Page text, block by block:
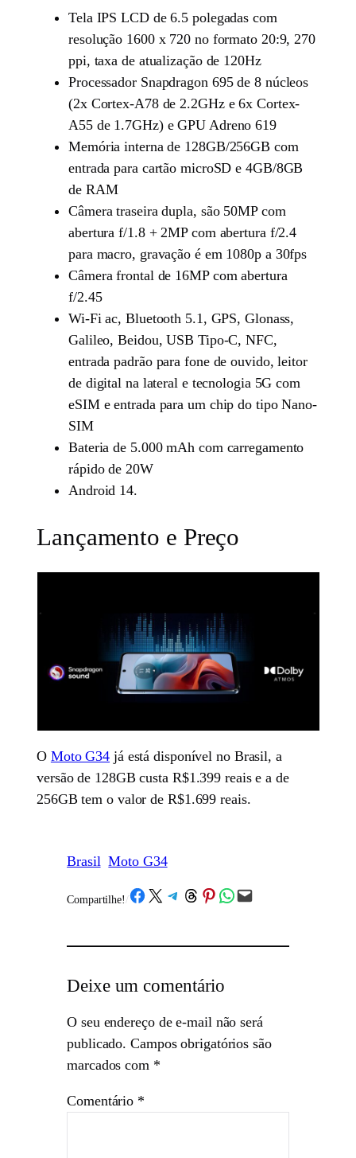
Tela IPS LCD de 6.5 polegadas com
resolução 1600 x 720 no formato 20:9, 270
ppi, taxa de atualização de 120Hz
Processador Snapdragon 695 de 8 núcleos
(2x Cortex-A78 de 2.2GHz e 6x Cortex-
A55 de 1.7GHz) e GPU Adreno 619
Memória interna de 128GB/256GB com
entrada para cartão microSD e 4GB/8GB
de RAM
Câmera traseira dupla, são 50MP com
abertura f/1.8 + 2MP com abertura f/2.4
para macro, gravação é em 1080p a 30fps
Câmera frontal de 16MP com abertura
f/2.45
Wi-Fi ac, Bluetooth 5.1, GPS, Glonass,
Galileo, Beidou, USB Tipo-C, NFC,
entrada padrão para fone de ouvido, leitor
de digital na lateral e tecnologia 5G com
eSIM e entrada para um chip do tipo Nano-
SIM
Bateria de 5.000 mAh com carregamento
rápido de 20W
Android 14.
Lançamento e Preço
O Moto G34 já está disponível no Brasil, a
versão de 128GB custa R$1.399 reais e a de
256GB tem o valor de R$1.699 reais.
Brasil Moto G34
Compartilhe! /Share on Facebook
Share on X Share on Telegram
Share on Threads
Share on Pinterest
Share on WhatsApp
Email this Page
Deixe um comentário
O seu endereço de e-mail não será
publicado. Campos obrigatórios são
marcados com *
Comentário *